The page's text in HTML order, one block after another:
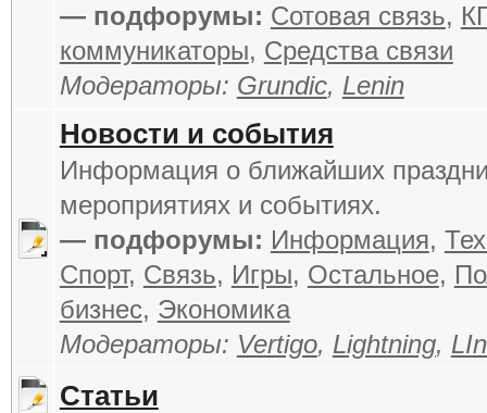
— подфорумы: Сотовая связь,
коммуникаторы, Средства связи
Модераторы: Grundic, Lenin
Новости и события
Информация о ближайших
мероприятиях и событиях.
— подфорумы: Информация,
Спорт, Связь, Игры, Остальное,
бизнес, Экономика
Модераторы: Vertigo, Lightning,
Статьи